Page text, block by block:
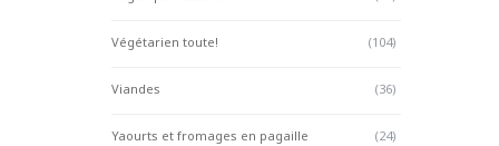
Végétarien toute! (104)
Viandes (36)
Yaourts et fromages en pagaille (24)